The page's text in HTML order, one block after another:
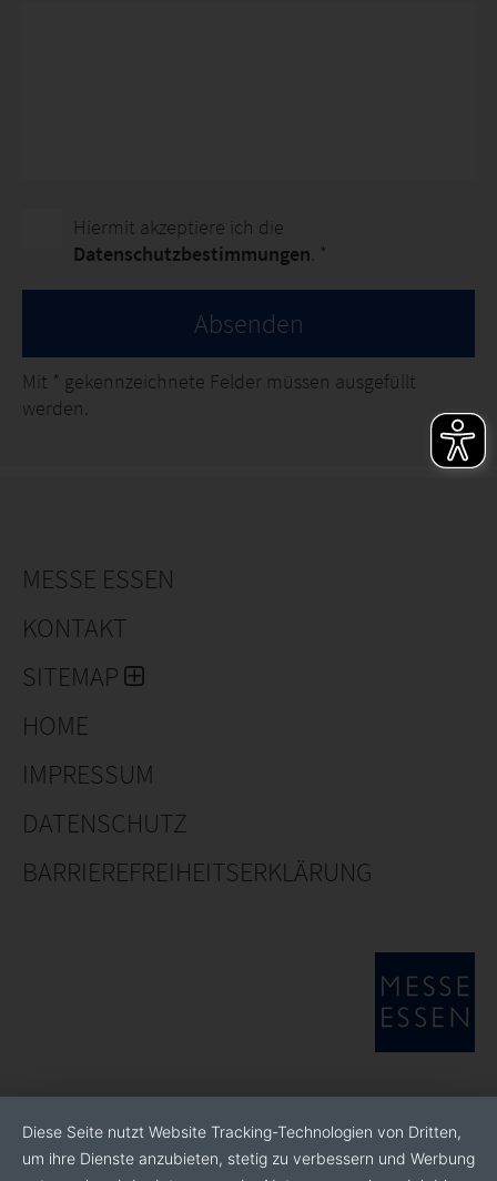
Hiermit akzeptiere ich die
Datenschutzbestimmungen . *
Absenden
Mit * gekennzeichnete Felder müssen ausgefüllt
werden.
MESSE ESSEN
KONTAKT
SITEMAP
HOME
IMPRESSUM
DATENSCHUTZ
BARRIEREFREIHEITSERKLÄRUNG
Diese Seite nutzt Website Tracking-Technologien von Dritten,
um ihre Dienste anzubieten, stetig zu verbessern und Werbung